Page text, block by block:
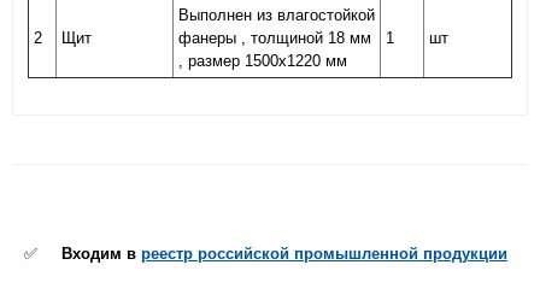
2 Щит
Выполнен из влагостойкой
фанеры , толщиной 18 мм
, размер 1500х1220 мм
1 шт
✅ Входим в реестр российской промышленной продукции